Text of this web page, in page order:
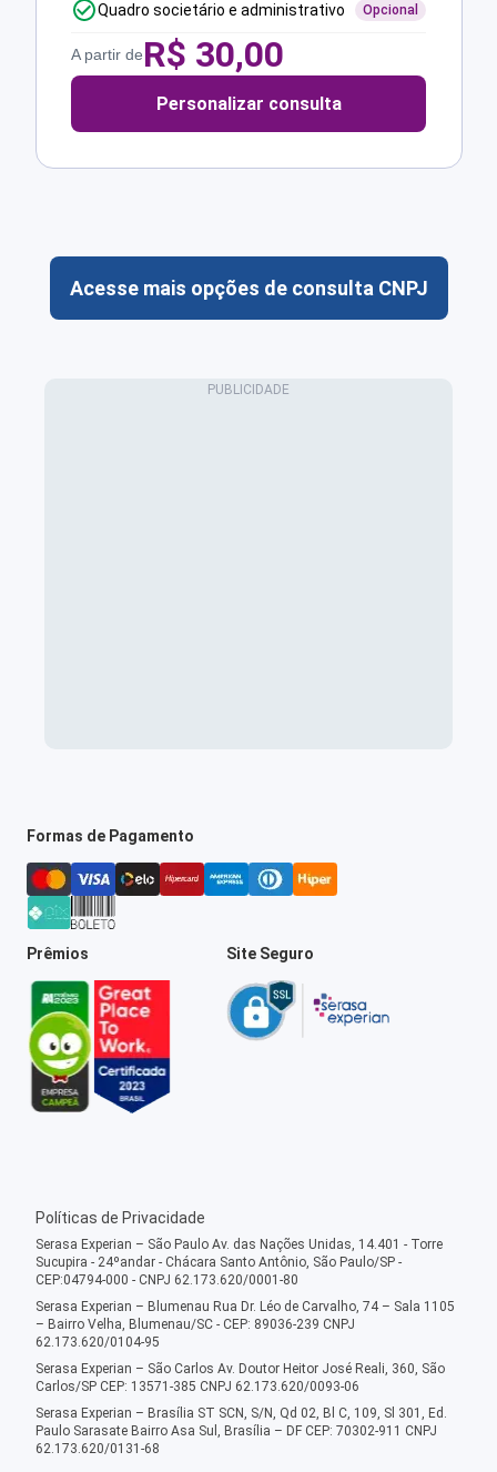
Quadro societário e administrativo Opcional
A partir deR$ 30,00
Personalizar consulta
Acesse mais opções de consulta CNPJ
Formas de Pagamento
Prêmios Site Seguro
Políticas de Privacidade
Serasa Experian – São Paulo Av. das Nações Unidas, 14.401 - Torre
Sucupira - 24ºandar - Chácara Santo Antônio, São Paulo/SP -
CEP:04794-000 - CNPJ 62.173.620/0001-80
Serasa Experian – Blumenau Rua Dr. Léo de Carvalho, 74 – Sala 1105
– Bairro Velha, Blumenau/SC - CEP: 89036-239 CNPJ
62.173.620/0104-95
Serasa Experian – São Carlos Av. Doutor Heitor José Reali, 360, São
Carlos/SP CEP: 13571-385 CNPJ 62.173.620/0093-06
Serasa Experian – Brasília ST SCN, S/N, Qd 02, Bl C, 109, Sl 301, Ed.
Paulo Sarasate Bairro Asa Sul, Brasília – DF CEP: 70302-911 CNPJ
62.173.620/0131-68